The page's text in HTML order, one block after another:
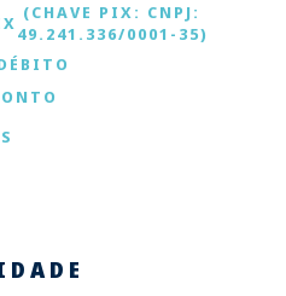
(CHAVE PIX: CNPJ:
49.241.336/0001-35)